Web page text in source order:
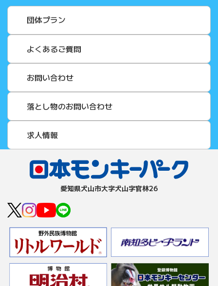
団体プラン
よくあるご質問
お問い合わせ
落とし物のお問い合わせ
求人情報
愛知県⽝⼭市⼤字⽝⼭字官林26